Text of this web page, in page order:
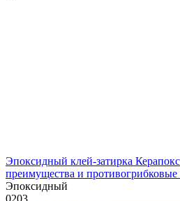
Эпоксидный клей-затирка
преимущества и противогрибковые
Эпоксидный